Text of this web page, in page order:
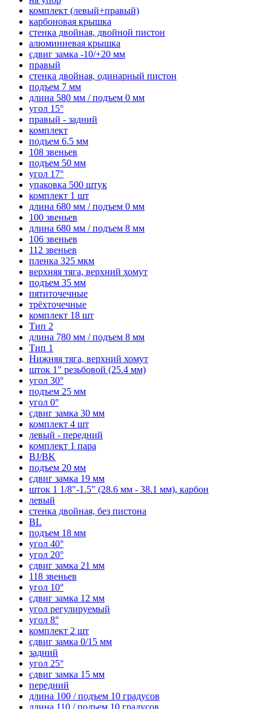
комплект (левый+правый)
карбоновая крышка
стенка двойная, двойной пистон
алюминиевая крышка
сдвиг замка -10/+20 мм
правый
стенка двойная, одинарный пистон
подъем 7 мм
длина 580 мм / подъем 0 мм
угол 15°
правый - задний
комплект
подъем 6.5 мм
108 звеньев
подъем 50 мм
угол 17°
упаковка 500 штук
комплект 1 шт
длина 680 мм / подъем 0 мм
100 звеньев
длина 680 мм / подъем 8 мм
106 звеньев
112 звеньев
пленка 325 мкм
верхняя тяга, верхний хомут
подъем 35 мм
пятиточечные
трёхточечные
комплект 18 шт
Тип 2
длина 780 мм / подъем 8 мм
Тип 1
Нижняя тяга, верхний хомут
шток 1" резьбовой (25.4 мм)
угол 30°
подъем 25 мм
угол 0°
сдвиг замка 30 мм
комплект 4 шт
левый - передний
комплект 1 пара
BJ/BK
подъем 20 мм
сдвиг замка 19 мм
шток 1 1/8"-1.5" (28.6 мм - 38.1 мм), карбон
левый
стенка двойная, без пистона
BL
подъем 18 мм
угол 40°
угол 20°
сдвиг замка 21 мм
118 звеньев
угол 10°
сдвиг замка 12 мм
угол регулируемый
угол 8°
комплект 2 шт
сдвиг замка 0/15 мм
задний
угол 25°
сдвиг замка 15 мм
передний
длина 100 / подъем 10 градусов